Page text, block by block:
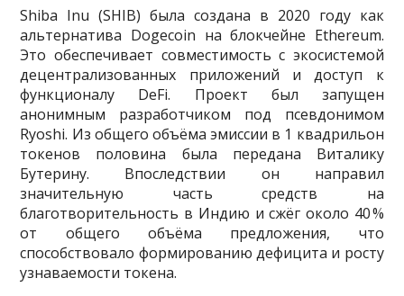
Shiba Inu (SHIB) была создана в 2020 году как
альтернатива Dogecoin на блокчейне Ethereum.
Это обеспечивает совместимость с экосистемой
децентрализованных приложений и доступ к
функционалу DeFi. Проект был запущен
анонимным разработчиком под псевдонимом
Ryoshi. Из общего объёма эмиссии в 1 квадрильон
токенов половина была передана Виталику
Бутерину. Впоследствии он направил
значительную часть средств на
благотворительность в Индию и сжёг около 40 %
от общего объёма предложения, что
способствовало формированию дефицита и росту
узнаваемости токена.